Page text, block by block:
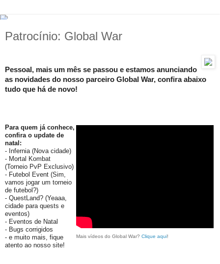
Patrocínio: Global War
Pessoal, mais um mês se passou e estamos anunciando
as novidades do nosso parceiro Global War, confira abaixo
tudo que há de novo!
Mais vídeos do Global War? Clique aqui!
Para quem já conhece,
confira o update de
natal:
- Infernia (Nova cidade)
- Mortal Kombat
(Torneio PvP Exclusivo)
- Futebol Event (Sim,
vamos jogar um torneio
de futebol?)
- QuestLand? (Yeaaa,
cidade para quests e
eventos)
- Eventos de Natal
- Bugs corrigidos
- e muito mais, fique
atento ao nosso site!